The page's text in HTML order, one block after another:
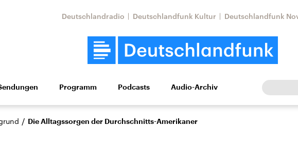
Deutschlandradio Deutschlandfunk Kultur Deutschlandfunk
Politik Wirtschaft Wissen Kultur Europa
Musik
Programm Podcasts Audio-Archiv
/ Die Alltagssorgen der Durchschnitts-Amerikaner